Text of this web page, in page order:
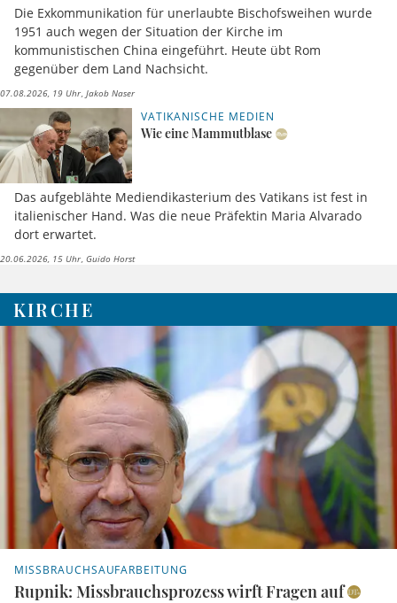
Die Exkommunikation für unerlaubte Bischofsweihen wurde
1951 auch wegen der Situation der Kirche im
kommunistischen China eingeführt. Heute übt Rom
gegenüber dem Land Nachsicht.
07.08.2026, 19 Uhr Jakob Naser
VATIKANISCHE MEDIEN
Wie eine Mammutblase
Das aufgeblähte Mediendikasterium des Vatikans ist fest in
italienischer Hand. Was die neue Präfektin Maria Alvarado
dort erwartet.
20.06.2026, 15 Uhr Guido Horst
KIRCHE
MISSBRAUCHSAUFARBEITUNG
Rupnik: Missbrauchsprozess wirft Fragen auf